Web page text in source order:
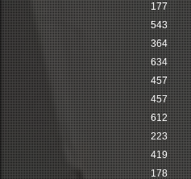
177
543
364
634
457
457
612
223
419
178